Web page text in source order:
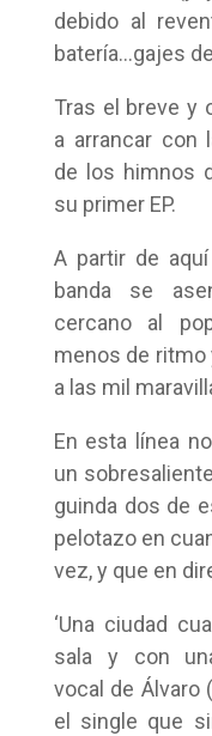
debido al
batería…gajes
Tras el breve y
a arrancar con
de los himnos
su primer EP.
A partir de
banda se
cercano al
menos de ritmo
a las mil
En esta línea
un
guinda dos de
pelotazo en
vez, y que en
‘Una ciudad
sala y con
vocal de Álvaro
el single que